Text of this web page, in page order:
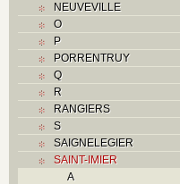
NEUVEVILLE
O
P
PORRENTRUY
Q
R
RANGIERS
S
SAIGNELEGIER
SAINT-IMIER
A